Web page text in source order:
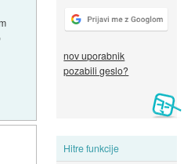
nov uporabnik
pozabili geslo?
Hitre funkcije